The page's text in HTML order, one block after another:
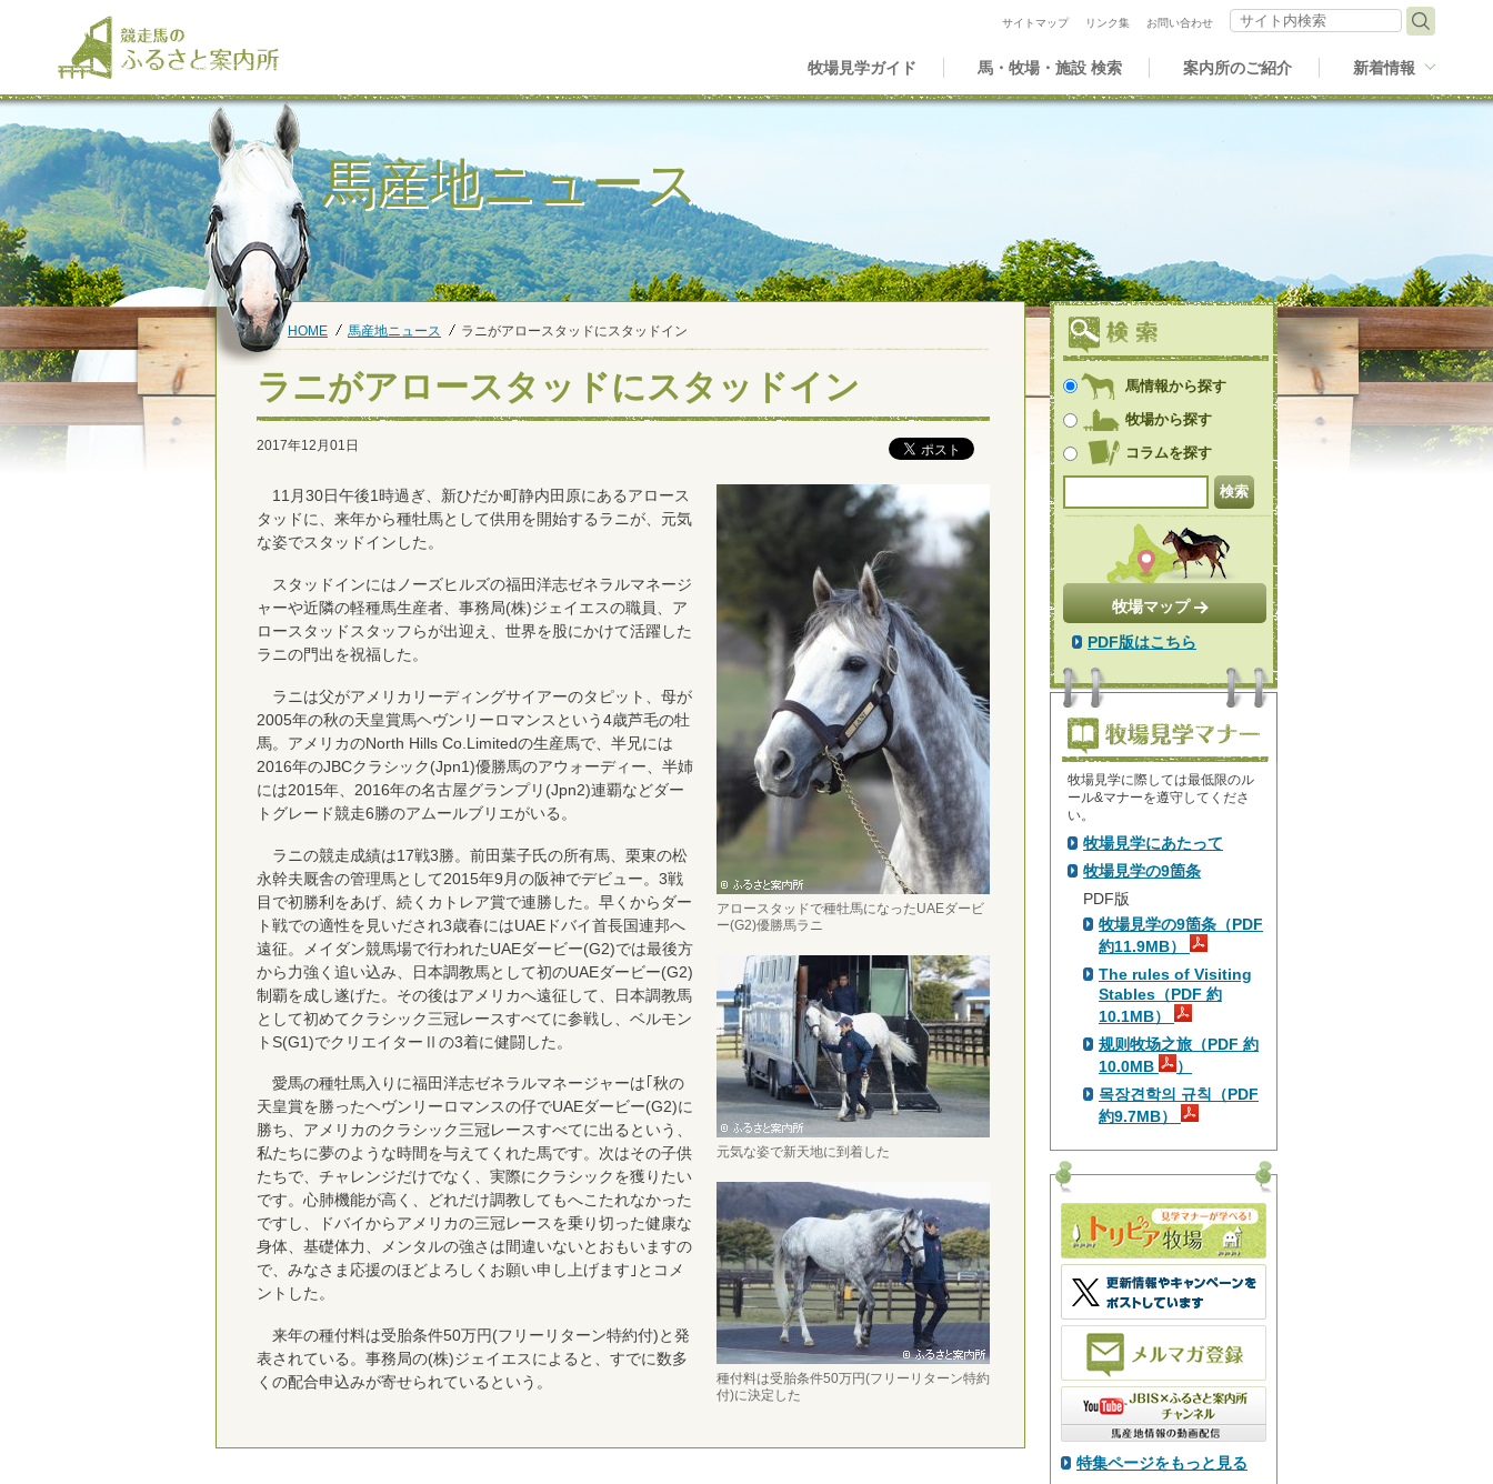
牧場見学ガイド 馬・牧場・施設 検索 案内所のご紹介 新着情報
サイトマップ リンク集 お問い合わせ
サイト内検索
馬産地ニュース
HOME 馬産地ニュース ラニがアロースタッドにスタッドイン
ラニがアロースタッドにスタッドイン
2017年12月01日
アロースタッドで種牡馬になったUAEダービ
ー(G2)優勝馬ラニ
元気な姿で新天地に到着した
種付料は受胎条件50万円(フリーリターン特約
付)に決定した
11月30日午後1時過ぎ、新ひだか町静内田原にあるアロース
タッドに、来年から種牡馬として供用を開始するラニが、元気
な姿でスタッドインした。
スタッドインにはノーズヒルズの福田洋志ゼネラルマネージ
ャーや近隣の軽種馬生産者、事務局(株)ジェイエスの職員、ア
ロースタッドスタッフらが出迎え、世界を股にかけて活躍した
ラニの門出を祝福した。
ラニは父がアメリカリーディングサイアーのタピット、母が
2005年の秋の天皇賞馬ヘヴンリーロマンスという4歳芦毛の牡
馬。アメリカのNorth Hills Co.Limitedの生産馬で、半兄には
2016年のJBCクラシック(Jpn1)優勝馬のアウォーディー、半姉
には2015年、2016年の名古屋グランプリ(Jpn2)連覇などダー
トグレード競走6勝のアムールブリエがいる。
ラニの競走成績は17戦3勝。前田葉子氏の所有馬、栗東の松
永幹夫厩舎の管理馬として2015年9月の阪神でデビュー。3戦
目で初勝利をあげ、続くカトレア賞で連勝した。早くからダー
ト戦での適性を見いだされ3歳春にはUAEドバイ首長国連邦へ
遠征。メイダン競馬場で行われたUAEダービー(G2)では最後方
から力強く追い込み、日本調教馬として初のUAEダービー(G2)
制覇を成し遂げた。その後はアメリカへ遠征して、日本調教馬
として初めてクラシック三冠レースすべてに参戦し、ベルモン
トS(G1)でクリエイターⅡの3着に健闘した。
愛馬の種牡馬入りに福田洋志ゼネラルマネージャーは｢秋の
天皇賞を勝ったヘヴンリーロマンスの仔でUAEダービー(G2)に
勝ち、アメリカのクラシック三冠レースすべてに出るという、
私たちに夢のような時間を与えてくれた馬です。次はその子供
たちで、チャレンジだけでなく、実際にクラシックを獲りたい
です。心肺機能が高く、どれだけ調教してもへこたれなかった
ですし、ドバイからアメリカの三冠レースを乗り切った健康な
身体、基礎体力、メンタルの強さは間違いないとおもいますの
で、みなさま応援のほどよろしくお願い申し上げます｣とコメ
ントした。
来年の種付料は受胎条件50万円(フリーリターン特約付)と発
表されている。事務局の(株)ジェイエスによると、すでに数多
くの配合申込みが寄せられているという。
馬情報から探す
牧場から探す
コラムを探す
牧場マップ
PDF版はこちら
牧場見学に際しては最低限のル
ール&マナーを遵守してくださ
い。
牧場見学にあたって
牧場見学の9箇条
PDF版
牧場見学の9箇条（PDF
約11.9MB）
The rules of Visiting
Stables（PDF 約
10.1MB）
规则牧场之旅（PDF 約
10.0MB
）
목장견학의 규칙（PDF
約9.7MB）
特集ページをもっと見る